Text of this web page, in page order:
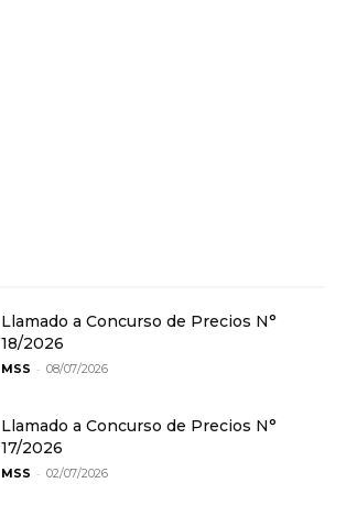
Llamado a Concurso de Precios N°
18/2026
MSS - 08/07/2026
Llamado a Concurso de Precios N°
17/2026
MSS - 02/07/2026